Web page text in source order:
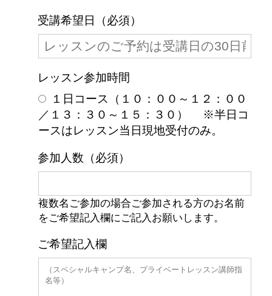
受講希望日（必須）
レッスン参加時間
１日コース（１０：００～１２：００
／１３：３０～１５：３０）
※半日コ
ースはレッスン当日現地受付のみ。
参加人数（必須）
複数名ご参加の場合ご参加される方のお名前
をご希望記入欄にご記入お願いします。
ご希望記入欄